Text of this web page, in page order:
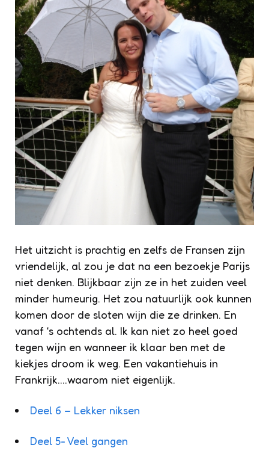
Het uitzicht is prachtig en zelfs de Fransen zijn
vriendelijk, al zou je dat na een bezoekje Parijs
niet denken. Blijkbaar zijn ze in het zuiden veel
minder humeurig. Het zou natuurlijk ook kunnen
komen door de sloten wijn die ze drinken. En
vanaf ‘s ochtends al. Ik kan niet zo heel goed
tegen wijn en wanneer ik klaar ben met de
kiekjes droom ik weg. Een vakantiehuis in
Frankrijk….waarom niet eigenlijk.
Deel 6 – Lekker niksen
Deel 5- Veel gangen